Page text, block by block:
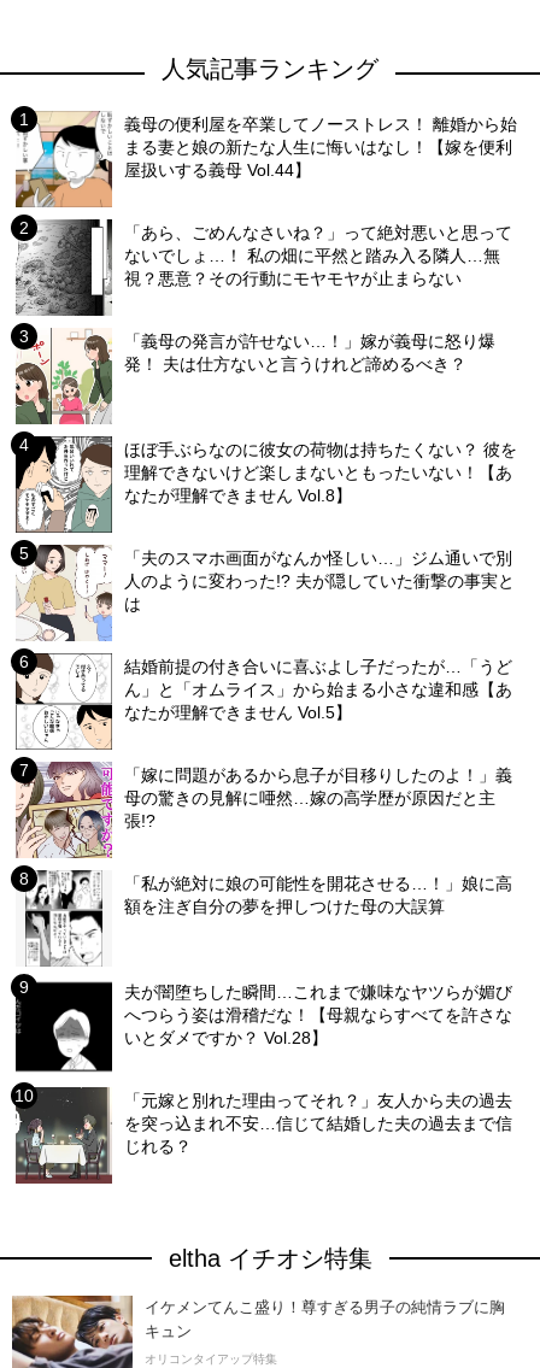
人気記事ランキング
義母の便利屋を卒業してノーストレス！ 離婚から始
まる妻と娘の新たな人生に悔いはなし！【嫁を便利
屋扱いする義母 Vol.44】
「あら、ごめんなさいね？」って絶対悪いと思って
ないでしょ…！ 私の畑に平然と踏み入る隣人…無
視？悪意？その行動にモヤモヤが止まらない
「義母の発言が許せない…！」嫁が義母に怒り爆
発！ 夫は仕方ないと言うけれど諦めるべき？
ほぼ手ぶらなのに彼女の荷物は持ちたくない？ 彼を
理解できないけど楽しまないともったいない！【あ
なたが理解できません Vol.8】
「夫のスマホ画面がなんか怪しい…」ジム通いで別
人のように変わった!? 夫が隠していた衝撃の事実と
は
結婚前提の付き合いに喜ぶよし子だったが…「うど
ん」と「オムライス」から始まる小さな違和感【あ
なたが理解できません Vol.5】
「嫁に問題があるから息子が目移りしたのよ！」義
母の驚きの見解に唖然…嫁の高学歴が原因だと主
張!?
「私が絶対に娘の可能性を開花させる…！」娘に高
額を注ぎ自分の夢を押しつけた母の大誤算
夫が闇堕ちした瞬間…これまで嫌味なヤツらが媚び
へつらう姿は滑稽だな！【母親ならすべてを許さな
いとダメですか？ Vol.28】
「元嫁と別れた理由ってそれ？」友人から夫の過去
を突っ込まれ不安…信じて結婚した夫の過去まで信
じれる？
eltha イチオシ特集
イケメンてんこ盛り！尊すぎる男子の純情ラブに胸
キュン
オリコンタイアップ特集